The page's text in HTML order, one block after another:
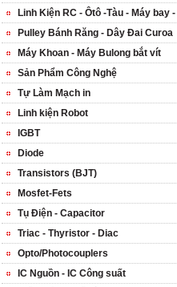
Linh Kiện RC - Ôtô -Tàu - Máy bay
Pulley Bánh Răng - Dây Đai Curoa
Máy Khoan - Máy Bulong bắt vít
Sản Phẩm Công Nghệ
Tự Làm Mạch in
Linh kiện Robot
IGBT
Diode
Transistors (BJT)
Mosfet-Fets
Tụ Điện - Capacitor
Triac - Thyristor - Diac
Opto/Photocouplers
IC Nguồn - IC Công suất